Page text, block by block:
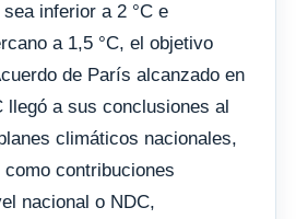
inferior a 2 °C e
a 1,5 °C, el objetivo
de París alcanzado en
llegó a sus conclusiones al
climáticos nacionales,
contribuciones
nacional o NDC,